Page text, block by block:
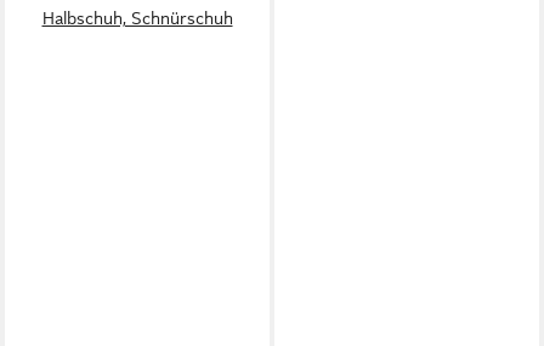
Halbschuh, Schnürschuh